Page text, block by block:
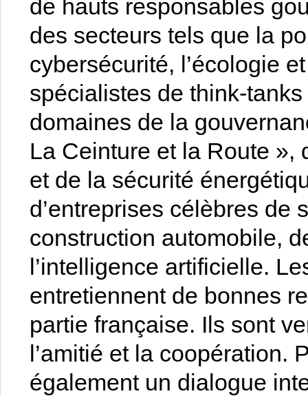
de hauts responsables
des secteurs tels que la
cybersécurité, l’écologie
spécialistes de think-
domaines de la
La Ceinture et la Route »,
et de la sécurité
d’entreprises célèbres de
construction automobile,
l’intelligence artificielle.
entretiennent de bonnes
partie française. Ils sont
l’amitié et la coopération.
également un dialogue